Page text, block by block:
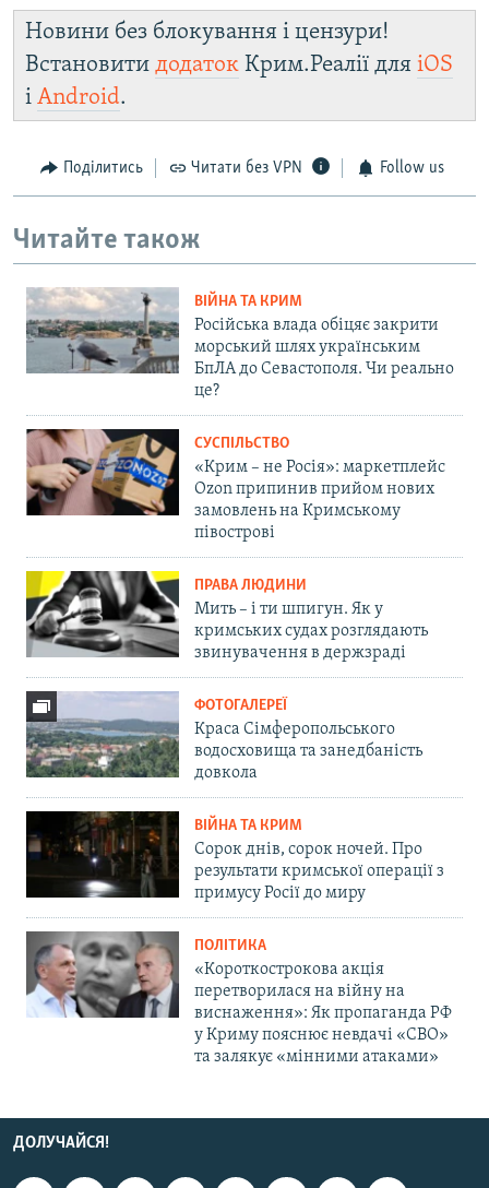
Новини без блокування і цензури!
Встановити додаток Крим.Реалії для iOS
і Android.
Поділитись Читати без VPN Follow us
Читайте також
ВІЙНА ТА КРИМ
Російська влада обіцяє закрити
морський шлях українським
БпЛА до Севастополя. Чи реально
це?
СУСПІЛЬСТВО
«Крим – не Росія»: маркетплейс
Ozon припинив прийом нових
замовлень на Кримському
півострові
ПРАВА ЛЮДИНИ
Мить – і ти шпигун. Як у
кримських судах розглядають
звинувачення в держзраді
ФОТОГАЛЕРЕЇ
Краса Сімферопольського
водосховища та занедбаність
довкола
ВІЙНА ТА КРИМ
Сорок днів, сорок ночей. Про
результати кримської операції з
примусу Росії до миру
ПОЛІТИКА
«Короткострокова акція
перетворилася на війну на
виснаження»: Як пропаганда РФ
у Криму пояснює невдачі «СВО»
та залякує «мінними атаками»
ДОЛУЧАЙСЯ!